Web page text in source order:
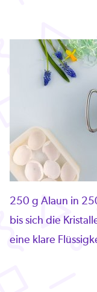
250 g Alaun in
bis sich die
eine klare